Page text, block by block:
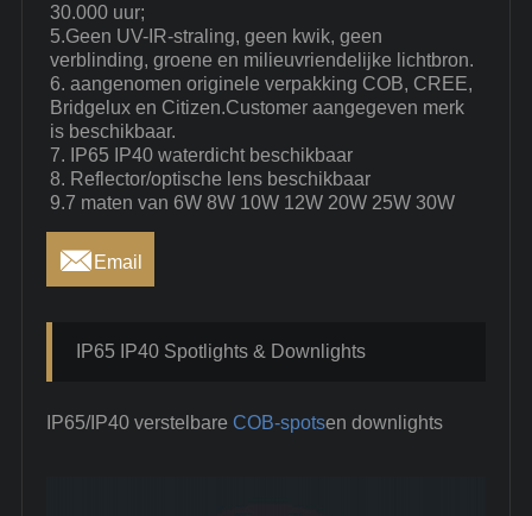
30.000 uur;
5.Geen UV-IR-straling, geen kwik, geen
verblinding, groene en milieuvriendelijke lichtbron.
6. aangenomen originele verpakking COB, CREE,
Bridgelux en Citizen.Customer aangegeven merk
is beschikbaar.
7. IP65 IP40 waterdicht beschikbaar
8. Reflector/optische lens beschikbaar
9.7 maten van 6W 8W 10W 12W 20W 25W 30W
 Email
IP65 IP40 Spotlights & Downlights
IP65/IP40 verstelbare COB-spotsen downlights